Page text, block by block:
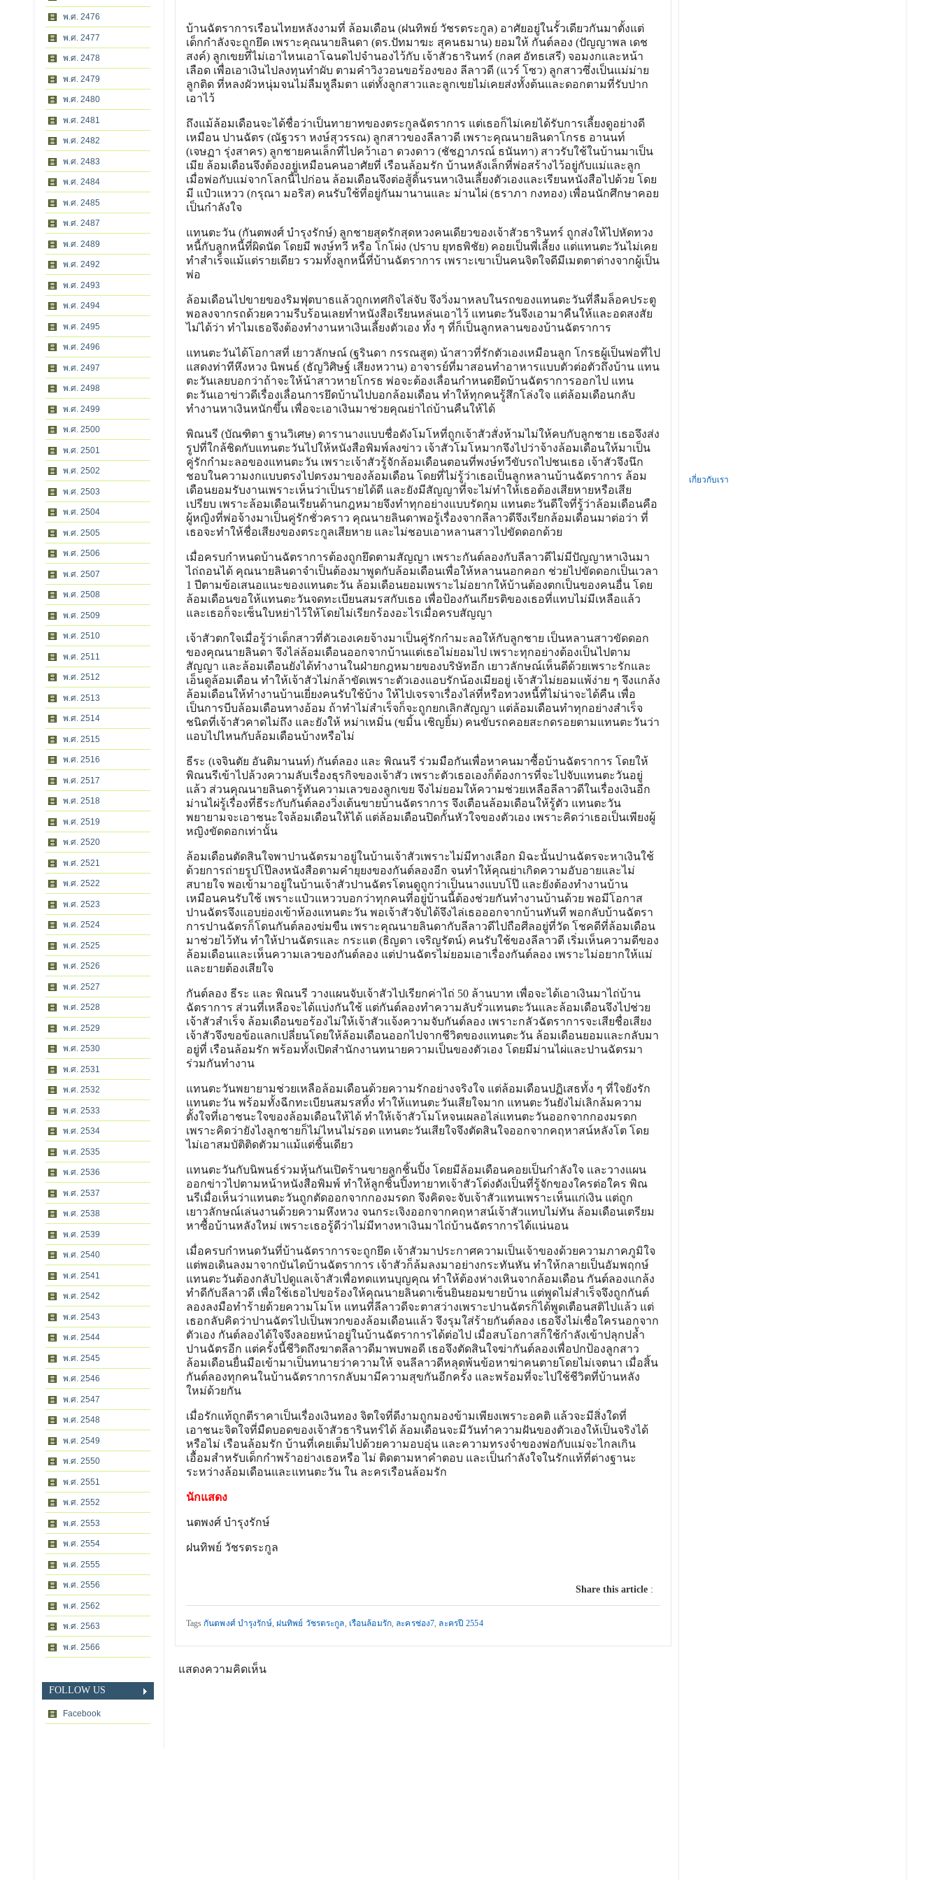
พ.ศ. 2476
พ.ศ. 2477
พ.ศ. 2478
พ.ศ. 2479
พ.ศ. 2480
พ.ศ. 2481
พ.ศ. 2482
พ.ศ. 2483
พ.ศ. 2484
พ.ศ. 2485
พ.ศ. 2487
พ.ศ. 2489
พ.ศ. 2492
พ.ศ. 2493
พ.ศ. 2494
พ.ศ. 2495
พ.ศ. 2496
พ.ศ. 2497
พ.ศ. 2498
พ.ศ. 2499
พ.ศ. 2500
พ.ศ. 2501
พ.ศ. 2502
พ.ศ. 2503
พ.ศ. 2504
พ.ศ. 2505
พ.ศ. 2506
พ.ศ. 2507
พ.ศ. 2508
พ.ศ. 2509
พ.ศ. 2510
พ.ศ. 2511
พ.ศ. 2512
พ.ศ. 2513
พ.ศ. 2514
พ.ศ. 2515
พ.ศ. 2516
พ.ศ. 2517
พ.ศ. 2518
พ.ศ. 2519
พ.ศ. 2520
พ.ศ. 2521
พ.ศ. 2522
พ.ศ. 2523
พ.ศ. 2524
พ.ศ. 2525
พ.ศ. 2526
พ.ศ. 2527
พ.ศ. 2528
พ.ศ. 2529
พ.ศ. 2530
พ.ศ. 2531
พ.ศ. 2532
พ.ศ. 2533
พ.ศ. 2534
พ.ศ. 2535
พ.ศ. 2536
พ.ศ. 2537
พ.ศ. 2538
พ.ศ. 2539
พ.ศ. 2540
พ.ศ. 2541
พ.ศ. 2542
พ.ศ. 2543
พ.ศ. 2544
พ.ศ. 2545
พ.ศ. 2546
พ.ศ. 2547
พ.ศ. 2548
พ.ศ. 2549
พ.ศ. 2550
พ.ศ. 2551
พ.ศ. 2552
พ.ศ. 2553
พ.ศ. 2554
พ.ศ. 2555
พ.ศ. 2556
พ.ศ. 2562
พ.ศ. 2563
พ.ศ. 2566
FOLLOW US
Facebook
บ้านฉัตราการเรือนไทยหลังงามที่ ล้อมเดือน (ฝนทิพย์ วัชรตระกูล) อาศัยอยู่ในรั้วเดียวกันมาตั้งแต่
เด็กกำลังจะถูกยึด เพราะคุณนายลินดา (ดร.ปัทมาฆะ สุคนธมาน) ยอมให้ กันต์ลอง (ปัญญาพล เดช
สงค์) ลูกเขยที่ไม่เอาไหนเอาโฉนดไปจำนองไว้กับ เจ้าสัวธารินทร์ (กลศ อัทธเสรี) จอมงกและหน้า
เลือด เพื่อเอาเงินไปลงทุนทำผับ ตามคำวิงวอนขอร้องของ ลีลาวดี (แวร์ โซว) ลูกสาวซึ่งเป็นแม่ม่าย
ลูกติด ที่หลงผัวหนุ่มจนไม่ลืมหูลืมตา แต่ทั้งลูกสาวและลูกเขยไม่เคยส่งทั้งต้นและดอกตามที่รับปาก
เอาไว้
ถึงแม้ล้อมเดือนจะได้ชื่อว่าเป็นทายาทของตระกูลฉัตราการ แต่เธอก็ไม่เคยได้รับการเลี้ยงดูอย่างดี
เหมือน ปานฉัตร (ณัฐวรา หงษ์สุวรรณ) ลูกสาวของลีลาวดี เพราะคุณนายลินดาโกรธ อานนท์
(เจษฏา รุ่งสาคร) ลูกชายคนเล็กที่ไปคว้าเอา ดวงดาว (ชัชฏาภรณ์ ธนันทา) สาวรับใช้ในบ้านมาเป็น
เมีย ล้อมเดือนจึงต้องอยู่เหมือนคนอาศัยที่ เรือนล้อมรัก บ้านหลังเล็กที่พ่อสร้างไว้อยู่กับแม่และลูก
เมื่อพ่อกับแม่จากโลกนี้ไปก่อน ล้อมเดือนจึงต่อสู้ดิ้นรนหาเงินเลี้ยงตัวเองและเรียนหนังสือไปด้วย โดย
มี แป๋วแหวว (กรุณา มอริส) คนรับใช้ที่อยู่กันมานานและ ม่านไผ่ (ธราภา กงทอง) เพื่อนนักศึกษาคอย
เป็นกำลังใจ
แทนตะวัน (กันตพงศ์ บำรุงรักษ์) ลูกชายสุดรักสุดหวงคนเดียวของเจ้าสัวธารินทร์ ถูกส่งให้ไปหัดทวง
หนี้กับลูกหนี้ที่ผิดนัด โดยมี พงษ์ทวี หรือ โกโผ่ง (ปราบ ยุทธพิชัย) คอยเป็นพี่เลี้ยง แต่แทนตะวันไม่เคย
ทำสำเร็จแม้แต่รายเดียว รวมทั้งลูกหนี้ที่บ้านฉัตราการ เพราะเขาเป็นคนจิตใจดีมีเมตตาต่างจากผู้เป็น
พ่อ
ล้อมเดือนไปขายของริมฟุตบาธแล้วถูกเทศกิจไล่จับ จึงวิ่งมาหลบในรถของแทนตะวันที่ลืมล็อคประตู
พอลงจากรถด้วยความรีบร้อนเลยทำหนังสือเรียนหล่นเอาไว้ แทนตะวันจึงเอามาคืนให้และอดสงสัย
ไม่ได้ว่า ทำไมเธอจึงต้องทำงานหาเงินเลี้ยงตัวเอง ทั้ง ๆ ที่ก็เป็นลูกหลานของบ้านฉัตราการ
แทนตะวันได้โอกาสที่ เยาวลักษณ์ (ฐรินดา กรรณสูต) น้าสาวที่รักตัวเองเหมือนลูก โกรธผู้เป็นพ่อที่ไป
แสดงท่าทีหึงหวง นิพนธ์ (ธัญวิศิษฐ์ เสียงหวาน) อาจารย์ที่มาสอนทำอาหารแบบตัวต่อตัวถึงบ้าน แทน
ตะวันเลยบอกว่าถ้าจะให้น้าสาวหายโกรธ พ่อจะต้องเลื่อนกำหนดยึดบ้านฉัตราการออกไป แทน
ตะวันเอาข่าวดีเรื่องเลื่อนการยึดบ้านไปบอกล้อมเดือน ทำให้ทุกคนรู้สึกโล่งใจ แต่ล้อมเดือนกลับ
ทำงานหาเงินหนักขึ้น เพื่อจะเอาเงินมาช่วยคุณย่าไถ่บ้านคืนให้ได้
พิณนรี (บัณฑิตา ฐานวิเศษ) ดารานางแบบชื่อดังโมโหที่ถูกเจ้าสัวสั่งห้ามไม่ให้คบกับลูกชาย เธอจึงส่ง
รูปที่ใกล้ชิดกับแทนตะวันไปให้หนังสือพิมพ์ลงข่าว เจ้าสัวโมโหมากจึงไปว่าจ้างล้อมเดือนให้มาเป็น
คู่รักกำมะลอของแทนตะวัน เพราะเจ้าสัวรู้จักล้อมเดือนตอนที่พงษ์ทวีขับรถไปชนเธอ เจ้าสัวจึงนึก
ชอบในความงกแบบตรงไปตรงมาของล้อมเดือน โดยที่ไม่รู้ว่าเธอเป็นลูกหลานบ้านฉัตราการ ล้อม
เดือนยอมรับงานเพราะเห็นว่าเป็นรายได้ดี และยังมีสัญญาที่จะไม่ทำให้เธอต้องเสียหายหรือเสีย
เปรียบ เพราะล้อมเดือนเรียนด้านกฎหมายจึงทำทุกอย่างแบบรัดกุม แทนตะวันดีใจที่รู้ว่าล้อมเดือนคือ
ผู้หญิงที่พ่อจ้างมาเป็นคู่รักชั่วคราว คุณนายลินดาพอรู้เรื่องจากลีลาวดีจึงเรียกล้อมเดือนมาต่อว่า ที่
เธอจะทำให้ชื่อเสียงของตระกูลเสียหาย และไม่ชอบเอาหลานสาวไปขัดดอกด้วย
เมื่อครบกำหนดบ้านฉัตราการต้องถูกยึดตามสัญญา เพราะกันต์ลองกับลีลาวดีไม่มีปัญญาหาเงินมา
ไถ่ถอนได้ คุณนายลินดาจำเป็นต้องมาพูดกับล้อมเดือนเพื่อให้หลานนอกคอก ช่วยไปขัดดอกเป็นเวลา
1 ปีตามข้อเสนอแนะของแทนตะวัน ล้อมเดือนยอมเพราะไม่อยากให้บ้านต้องตกเป็นของคนอื่น โดย
ล้อมเดือนขอให้แทนตะวันจดทะเบียนสมรสกับเธอ เพื่อป้องกันเกียรติของเธอที่แทบไม่มีเหลือแล้ว
และเธอก็จะเซ็นใบหย่าไว้ให้โดยไม่เรียกร้องอะไรเมื่อครบสัญญา
เจ้าสัวตกใจเมื่อรู้ว่าเด็กสาวที่ตัวเองเคยจ้างมาเป็นคู่รักกำมะลอให้กับลูกชาย เป็นหลานสาวขัดดอก
ของคุณนายลินดา จึงไล่ล้อมเดือนออกจากบ้านแต่เธอไม่ยอมไป เพราะทุกอย่างต้องเป็นไปตาม
สัญญา และล้อมเดือนยังได้ทำงานในฝ่ายกฎหมายของบริษัทอีก เยาวลักษณ์เห็นดีด้วยเพราะรักและ
เอ็นดูล้อมเดือน ทำให้เจ้าสัวไม่กล้าขัดเพราะตัวเองแอบรักน้องเมียอยู่ เจ้าสัวไม่ยอมแพ้ง่าย ๆ จึงแกล้ง
ล้อมเดือนให้ทำงานบ้านเยี่ยงคนรับใช้บ้าง ให้ไปเจรจาเรื่องไล่ที่หรือทวงหนี้ที่ไม่น่าจะได้คืน เพื่อ
เป็นการบีบล้อมเดือนทางอ้อม ถ้าทำไม่สำเร็จก็จะถูกยกเลิกสัญญา แต่ล้อมเดือนทำทุกอย่างสำเร็จ
ชนิดที่เจ้าสัวคาดไม่ถึง และยังให้ หม่าเหมิ่น (ขมิ้น เชิญยิ้ม) คนขับรถคอยสะกดรอยตามแทนตะวันว่า
แอบไปไหนกับล้อมเดือนบ้างหรือไม่
ธีระ (เจจินตัย อันติมานนท์) กันต์ลอง และ พิณนรี ร่วมมือกันเพื่อหาคนมาซื้อบ้านฉัตราการ โดยให้
พิณนรีเข้าไปล้วงความลับเรื่องธุรกิจของเจ้าสัว เพราะตัวเธอเองก็ต้องการที่จะไปจับแทนตะวันอยู่
แล้ว ส่วนคุณนายลินดารู้ทันความเลวของลูกเขย จึงไม่ยอมให้ความช่วยเหลือลีลาวดีในเรื่องเงินอีก
ม่านไผ่รู้เรื่องที่ธีระกับกันต์ลองวิ่งเต้นขายบ้านฉัตราการ จึงเตือนล้อมเดือนให้รู้ตัว แทนตะวัน
พยายามจะเอาชนะใจล้อมเดือนให้ได้ แต่ล้อมเดือนปิดกั้นหัวใจของตัวเอง เพราะคิดว่าเธอเป็นเพียงผู้
หญิงขัดดอกเท่านั้น
ล้อมเดือนตัดสินใจพาปานฉัตรมาอยู่ในบ้านเจ้าสัวเพราะไม่มีทางเลือก มิฉะนั้นปานฉัตรจะหาเงินใช้
ด้วยการถ่ายรูปโป๊ลงหนังสือตามคำยุยงของกันต์ลองอีก จนทำให้คุณย่าเกิดความอับอายและไม่
สบายใจ พอเข้ามาอยู่ในบ้านเจ้าสัวปานฉัตรโดนดูถูกว่าเป็นนางแบบโป๊ และยังต้องทำงานบ้าน
เหมือนคนรับใช้ เพราะแป๋วแหววบอกว่าทุกคนที่อยู่บ้านนี้ต้องช่วยกันทำงานบ้านด้วย พอมีโอกาส
ปานฉัตรจึงแอบย่องเข้าห้องแทนตะวัน พอเจ้าสัวจับได้จึงไล่เธอออกจากบ้านทันที พอกลับบ้านฉัตรา
การปานฉัตรก็โดนกันต์ลองข่มขืน เพราะคุณนายลินดากับลีลาวดีไปถือศีลอยู่ที่วัด โชคดีที่ล้อมเดือน
มาช่วยไว้ทัน ทำให้ปานฉัตรและ กระแต (ธิญดา เจริญรัตน์) คนรับใช้ของลีลาวดี เริ่มเห็นความดีของ
ล้อมเดือนและเห็นความเลวของกันต์ลอง แต่ปานฉัตรไม่ยอมเอาเรื่องกันต์ลอง เพราะไม่อยากให้แม่
และยายต้องเสียใจ
กันต์ลอง ธีระ และ พิณนรี วางแผนจับเจ้าสัวไปเรียกค่าไถ่ 50 ล้านบาท เพื่อจะได้เอาเงินมาไถ่บ้าน
ฉัตราการ ส่วนที่เหลือจะได้แบ่งกันใช้ แต่กันต์ลองทำความลับรั่วแทนตะวันและล้อมเดือนจึงไปช่วย
เจ้าสัวสำเร็จ ล้อมเดือนขอร้องไม่ให้เจ้าสัวแจ้งความจับกันต์ลอง เพราะกลัวฉัตราการจะเสียชื่อเสียง
เจ้าสัวจึงขอข้อแลกเปลี่ยนโดยให้ล้อมเดือนออกไปจากชีวิตของแทนตะวัน ล้อมเดือนยอมและกลับมา
อยู่ที่ เรือนล้อมรัก พร้อมทั้งเปิดสำนักงานทนายความเป็นของตัวเอง โดยมีม่านไผ่และปานฉัตรมา
ร่วมกันทำงาน
แทนตะวันพยายามช่วยเหลือล้อมเดือนด้วยความรักอย่างจริงใจ แต่ล้อมเดือนปฏิเสธทั้ง ๆ ที่ใจยังรัก
แทนตะวัน พร้อมทั้งฉีกทะเบียนสมรสทิ้ง ทำให้แทนตะวันเสียใจมาก แทนตะวันยังไม่เลิกล้มความ
ตั้งใจที่เอาชนะใจของล้อมเดือนให้ได้ ทำให้เจ้าสัวโมโหจนเผลอไล่แทนตะวันออกจากกองมรดก
เพราะคิดว่ายังไงลูกชายก็ไม่ไหนไม่รอด แทนตะวันเสียใจจึงตัดสินใจออกจากคฤหาสน์หลังโต โดย
ไม่เอาสมบัติติดตัวมาแม้แต่ชิ้นเดียว
แทนตะวันกับนิพนธ์ร่วมหุ้นกันเปิดร้านขายลูกชิ้นปิ้ง โดยมีล้อมเดือนคอยเป็นกำลังใจ และวางแผน
ออกข่าวไปตามหน้าหนังสือพิมพ์ ทำให้ลูกชิ้นปิ้งทายาทเจ้าสัวโด่งดังเป็นที่รู้จักของใครต่อใคร พิณ
นรีเมื่อเห็นว่าแทนตะวันถูกตัดออกจากกองมรดก จึงคิดจะจับเจ้าสัวแทนเพราะเห็นแก่เงิน แต่ถูก
เยาวลักษณ์เล่นงานด้วยความหึงหวง จนกระเจิงออกจากคฤหาสน์เจ้าสัวแทบไม่ทัน ล้อมเดือนเตรียม
หาซื้อบ้านหลังใหม่ เพราะเธอรู้ดีว่าไม่มีทางหาเงินมาไถ่บ้านฉัตราการได้แน่นอน
เมื่อครบกำหนดวันที่บ้านฉัตราการจะถูกยึด เจ้าสัวมาประกาศความเป็นเจ้าของด้วยความภาคภูมิใจ
แต่พอเดินลงมาจากบันไดบ้านฉัตราการ เจ้าสัวก็ล้มลงมาอย่างกระทันหัน ทำให้กลายเป็นอัมพฤกษ์
แทนตะวันต้องกลับไปดูแลเจ้าสัวเพื่อทดแทนบุญคุณ ทำให้ต้องห่างเหินจากล้อมเดือน กันต์ลองแกล้ง
ทำดีกับลีลาวดี เพื่อใช้เธอไปขอร้องให้คุณนายลินดาเซ็นยินยอมขายบ้าน แต่พูดไม่สำเร็จจึงถูกกันต์
ลองลงมือทำร้ายด้วยความโมโห แทนที่ลีลาวดีจะตาสว่างเพราะปานฉัตรก็ได้พูดเตือนสติไปแล้ว แต่
เธอกลับคิดว่าปานฉัตรไปเป็นพวกของล้อมเดือนแล้ว จึงรุมใส่ร้ายกันต์ลอง เธอจึงไม่เชื่อใครนอกจาก
ตัวเอง กันต์ลองได้ใจจึงลอยหน้าอยู่ในบ้านฉัตราการได้ต่อไป เมื่อสบโอกาสก็ใช้กำลังเข้าปลุกปล้ำ
ปานฉัตรอีก แต่ครั้งนี้ชีวิตถึงฆาตลีลาวดีมาพบพอดี เธอจึงตัดสินใจฆ่ากันต์ลองเพื่อปกป้องลูกสาว
ล้อมเดือนยื่นมือเข้ามาเป็นทนายว่าความให้ จนลีลาวดีหลุดพ้นข้อหาฆ่าคนตายโดยไม่เจตนา เมื่อสิ้น
กันต์ลองทุกคนในบ้านฉัตราการกลับมามีความสุขกันอีกครั้ง และพร้อมที่จะไปใช้ชีวิตที่บ้านหลัง
ใหม่ด้วยกัน
เมื่อรักแท้ถูกตีราคาเป็นเรื่องเงินทอง จิตใจที่ดีงามถูกมองข้ามเพียงเพราะอคติ แล้วจะมีสิ่งใดที่
เอาชนะจิตใจที่มืดบอดของเจ้าสัวธารินทร์ได้ ล้อมเดือนจะมีวันทำความฝันของตัวเองให้เป็นจริงได้
หรือไม่ เรือนล้อมรัก บ้านที่เคยเต็มไปด้วยความอบอุ่น และความทรงจำของพ่อกับแม่จะไกลเกิน
เอื้อมสำหรับเด็กกำพร้าอย่างเธอหรือ ไม่ ติดตามหาคำตอบ และเป็นกำลังใจในรักแท้ที่ต่างฐานะ
ระหว่างล้อมเดือนและแทนตะวัน ใน ละครเรือนล้อมรัก
นักแสดง
นตพงศ์ บำรุงรักษ์
ฝนทิพย์ วัชรตระกูล
Share this article:
Tags กันตพงศ์ บำรุงรักษ์, ฝนทิพย์ วัชรตระกูล, เรือนล้อมรัก, ละครช่อง7, ละครปี 2554
แสดงความคิดเห็น
เกี่ยวกับเรา